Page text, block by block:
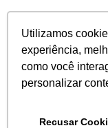
Utilizamos
experiência,
como você
personalizar
Recusar